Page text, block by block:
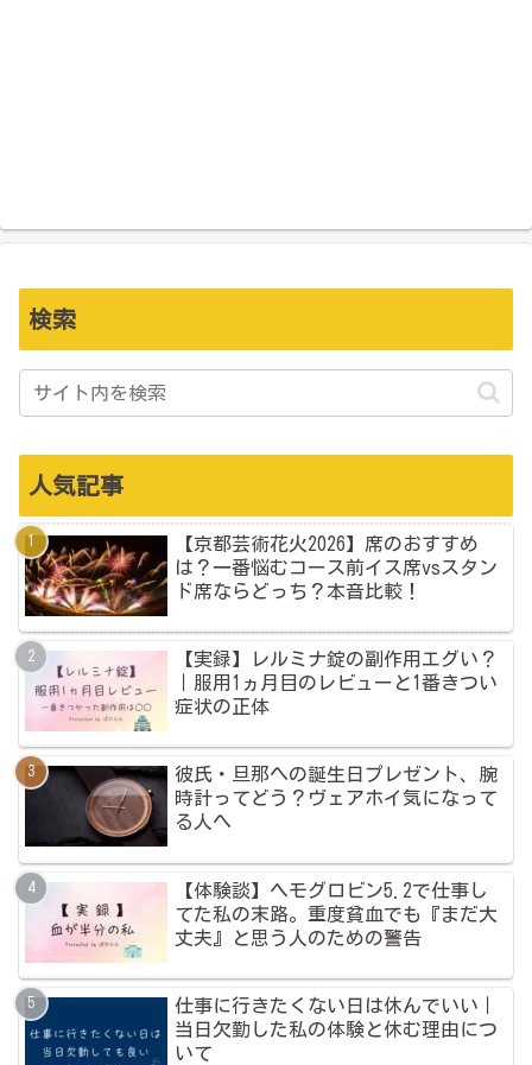
検索
人気記事
【京都芸術花火2026】席のおすすめ
は？一番悩むコース前イス席vsスタン
ド席ならどっち？本音比較！
【実録】レルミナ錠の副作用エグい？
｜服用1ヵ月目のレビューと1番きつい
症状の正体
彼氏・旦那への誕生日プレゼント、腕
時計ってどう？ヴェアホイ気になって
る人へ
【体験談】ヘモグロビン5.2で仕事し
てた私の末路。重度貧血でも『まだ大
丈夫』と思う人のための警告
仕事に行きたくない日は休んでいい｜
当日欠勤した私の体験と休む理由につ
いて